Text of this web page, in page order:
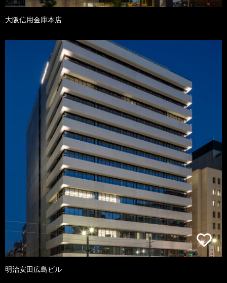
大阪信用金庫本店
明治安田広島ビル